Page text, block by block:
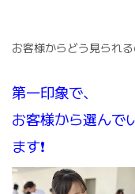
お客様からどう見られる
第一印象で、
お客様から選んで
ます❗️